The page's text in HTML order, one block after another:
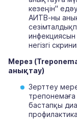
кезеңін"
АИТВ-ны
инфекциясын
негізгі
Мерез
анықтау)
Зерттеу
бастапқы